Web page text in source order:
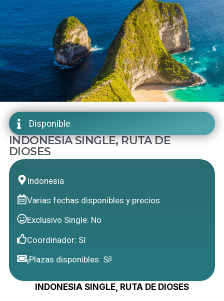
Disponible
INDONESIA SINGLE, RUTA DE
DIOSES
Indonesia
Varias fechas disponibles y precios
Exclusivo Single: No
Coordinador: Sí
¡Plazas disponibles: Sí!
INDONESIA SINGLE, RUTA DE DIOSES